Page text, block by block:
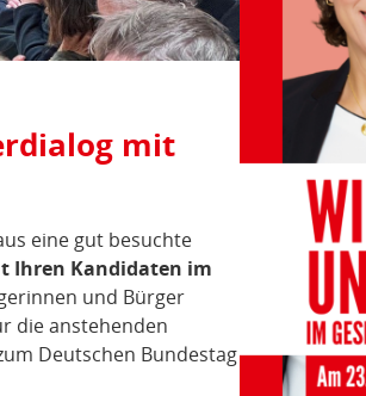
mit
eine gut besuchte
Ihren Kandidaten im
und Bürger
die anstehenden
Deutschen Bundestag